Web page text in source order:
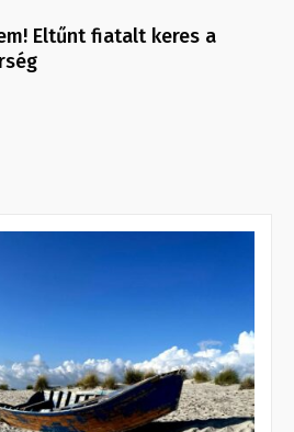
Eltűnt fiatalt keres a